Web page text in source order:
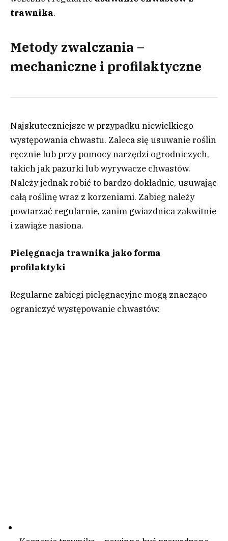
trawnika.
Metody zwalczania –
mechaniczne i profilaktyczne
Najskuteczniejsze w przypadku niewielkiego
występowania chwastu. Zaleca się usuwanie roślin
ręcznie lub przy pomocy narzędzi ogrodniczych,
takich jak pazurki lub wyrywacze chwastów.
Należy jednak robić to bardzo dokładnie, usuwając
całą roślinę wraz z korzeniami. Zabieg należy
powtarzać regularnie, zanim gwiazdnica zakwitnie
i zawiąże nasiona.
Pielęgnacja trawnika jako forma
profilaktyki
Regularne zabiegi pielęgnacyjne mogą znacząco
ograniczyć występowanie chwastów: